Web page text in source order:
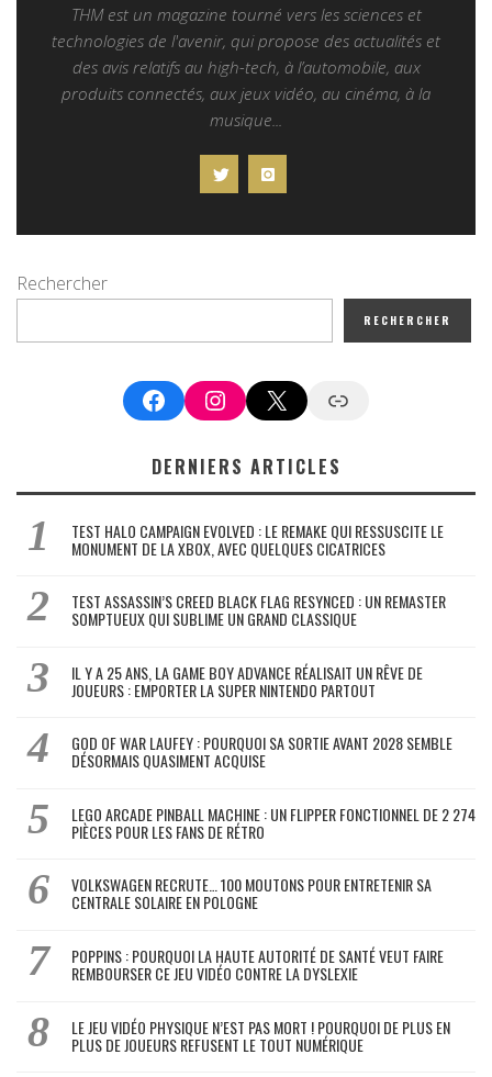
THM est un magazine tourné vers les sciences et
technologies de l'avenir, qui propose des actualités et
des avis relatifs au high-tech, à l’automobile, aux
produits connectés, aux jeux vidéo, au cinéma, à la
musique...
Rechercher
RECHERCHER
FacebookInstagram
X Google News
DERNIERS ARTICLES
TEST HALO CAMPAIGN EVOLVED : LE REMAKE QUI RESSUSCITE LE
MONUMENT DE LA XBOX, AVEC QUELQUES CICATRICES
TEST ASSASSIN’S CREED BLACK FLAG RESYNCED : UN REMASTER
SOMPTUEUX QUI SUBLIME UN GRAND CLASSIQUE
IL Y A 25 ANS, LA GAME BOY ADVANCE RÉALISAIT UN RÊVE DE
JOUEURS : EMPORTER LA SUPER NINTENDO PARTOUT
GOD OF WAR LAUFEY : POURQUOI SA SORTIE AVANT 2028 SEMBLE
DÉSORMAIS QUASIMENT ACQUISE
LEGO ARCADE PINBALL MACHINE : UN FLIPPER FONCTIONNEL DE 2 274
PIÈCES POUR LES FANS DE RÉTRO
VOLKSWAGEN RECRUTE… 100 MOUTONS POUR ENTRETENIR SA
CENTRALE SOLAIRE EN POLOGNE
POPPINS : POURQUOI LA HAUTE AUTORITÉ DE SANTÉ VEUT FAIRE
REMBOURSER CE JEU VIDÉO CONTRE LA DYSLEXIE
LE JEU VIDÉO PHYSIQUE N’EST PAS MORT ! POURQUOI DE PLUS EN
PLUS DE JOUEURS REFUSENT LE TOUT NUMÉRIQUE